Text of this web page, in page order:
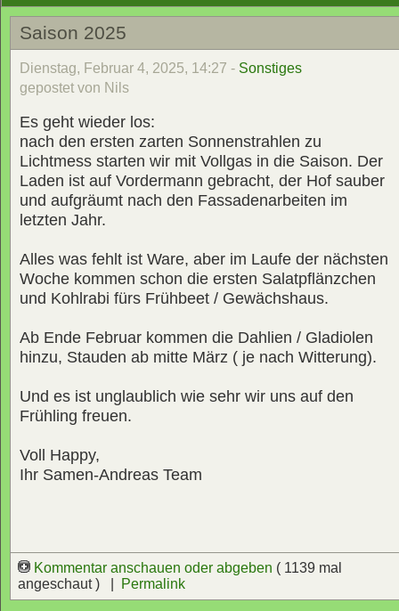
Saison 2025
Dienstag, Februar 4, 2025, 14:27 - Sonstiges
gepostet von Nils
Es geht wieder los:
nach den ersten zarten Sonnenstrahlen zu
Lichtmess starten wir mit Vollgas in die Saison. Der
Laden ist auf Vordermann gebracht, der Hof sauber
und aufgräumt nach den Fassadenarbeiten im
letzten Jahr.
Alles was fehlt ist Ware, aber im Laufe der nächsten
Woche kommen schon die ersten Salatpflänzchen
und Kohlrabi fürs Frühbeet / Gewächshaus.
Ab Ende Februar kommen die Dahlien / Gladiolen
hinzu, Stauden ab mitte März ( je nach Witterung).
Und es ist unglaublich wie sehr wir uns auf den
Frühling freuen.
Voll Happy,
Ihr Samen-Andreas Team
Kommentar anschauen oder abgeben ( 1139 mal
angeschaut ) |
Permalink